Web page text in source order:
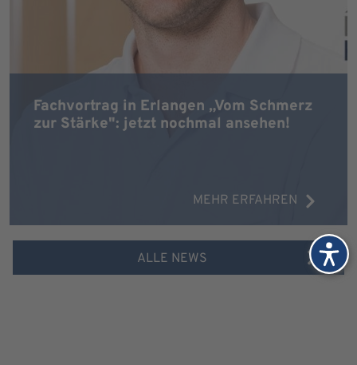
Fachvortrag in Erlangen „Vom Schmerz
zur Stärke": jetzt nochmal ansehen!
MEHR ERFAHREN
ALLE NEWS